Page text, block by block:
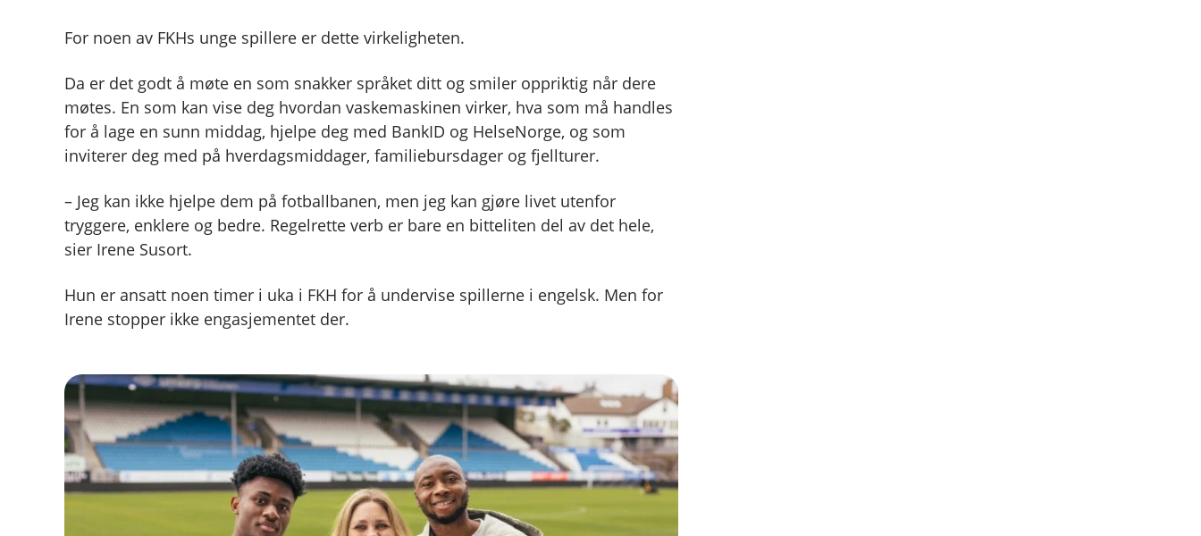
For noen av FKHs unge spillere er dette virkeligheten.
Da er det godt å møte en som snakker språket ditt og smiler oppriktig når dere
møtes. En som kan vise deg hvordan vaskemaskinen virker, hva som må handles
for å lage en sunn middag, hjelpe deg med BankID og HelseNorge, og som
inviterer deg med på hverdagsmiddager, familiebursdager og fjellturer.
– Jeg kan ikke hjelpe dem på fotballbanen, men jeg kan gjøre livet utenfor
tryggere, enklere og bedre. Regelrette verb er bare en bitteliten del av det hele,
sier Irene Susort.
Hun er ansatt noen timer i uka i FKH for å undervise spillerne i engelsk. Men for
Irene stopper ikke engasjementet der.